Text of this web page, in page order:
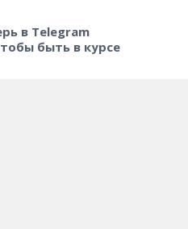
в Telegram
быть в курсе